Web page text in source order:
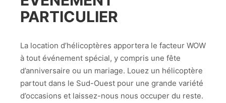
PARTICULIER
La location d’hélicoptères apportera le facteur WOW
à tout événement spécial, y compris une fête
d’anniversaire ou un mariage. Louez un hélicoptère
partout dans le Sud-Ouest pour une grande variété
d’occasions et laissez-nous nous occuper du reste.